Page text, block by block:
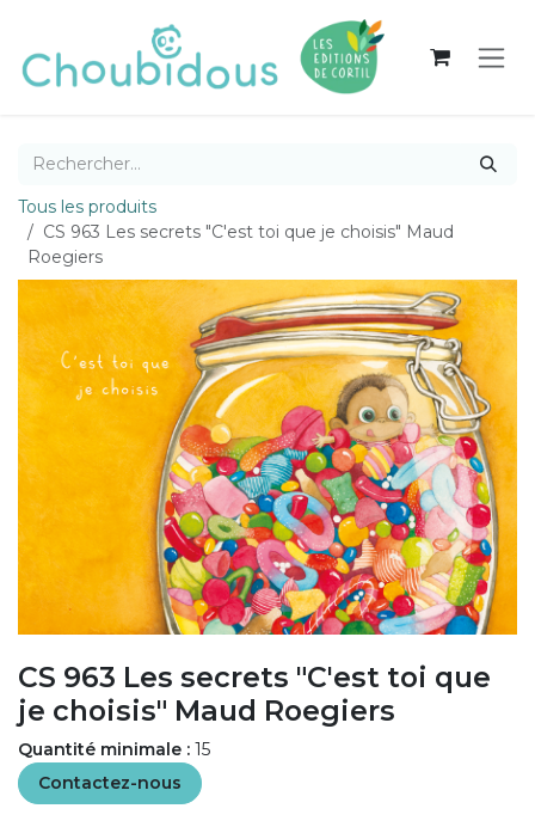
Tous les produits
CS 963 Les secrets "C'est toi que je choisis" Maud
Roegiers
CS 963 Les secrets "C'est toi que
je choisis" Maud Roegiers
Quantité minimale : 15
Contactez-nous